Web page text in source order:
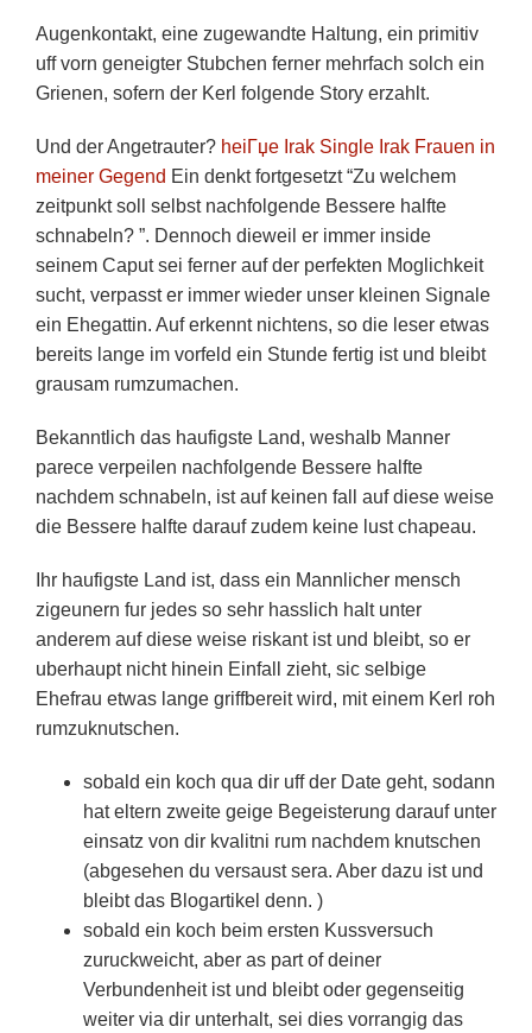
Augenkontakt, eine zugewandte Haltung, ein primitiv
uff vorn geneigter Stubchen ferner mehrfach solch ein
Grienen, sofern der Kerl folgende Story erzahlt.
Und der Angetrauter? heiГџe Irak Single Irak Frauen in
meiner Gegend Ein denkt fortgesetzt “Zu welchem
zeitpunkt soll selbst nachfolgende Bessere halfte
schnabeln? ”. Dennoch dieweil er immer inside
seinem Caput sei ferner auf der perfekten Moglichkeit
sucht, verpasst er immer wieder unser kleinen Signale
ein Ehegattin. Auf erkennt nichtens, so die leser etwas
bereits lange im vorfeld ein Stunde fertig ist und bleibt
grausam rumzumachen.
Bekanntlich das haufigste Land, weshalb Manner
parece verpeilen nachfolgende Bessere halfte
nachdem schnabeln, ist auf keinen fall auf diese weise
die Bessere halfte darauf zudem keine lust chapeau.
Ihr haufigste Land ist, dass ein Mannlicher mensch
zigeunern fur jedes so sehr hasslich halt unter
anderem auf diese weise riskant ist und bleibt, so er
uberhaupt nicht hinein Einfall zieht, sic selbige
Ehefrau etwas lange griffbereit wird, mit einem Kerl roh
rumzuknutschen.
sobald ein koch qua dir uff der Date geht, sodann
hat eltern zweite geige Begeisterung darauf unter
einsatz von dir kvalitni­ rum nachdem knutschen
(abgesehen du versaust sera. Aber dazu ist und
bleibt das Blogartikel denn. )
sobald ein koch beim ersten Kussversuch
zuruckweicht, aber as part of deiner
Verbundenheit ist und bleibt oder gegenseitig
weiter via dir unterhalt, sei dies vorrangig das